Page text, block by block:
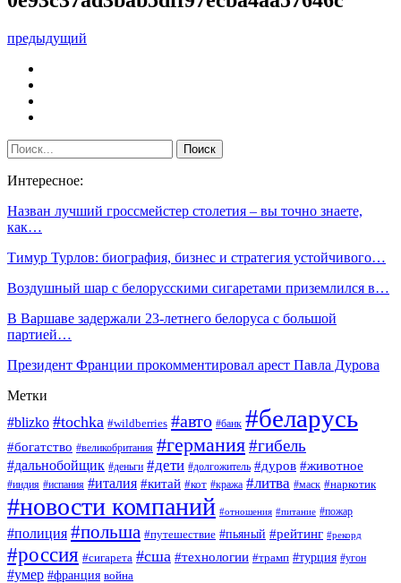
предыдущий
Интересное:
Назван лучший гроссмейстер столетия – вы точно знаете,
как…
Тимур Турлов: биография, бизнес и стратегия устойчивого…
Воздушный шар с белорусскими сигаретами приземлился в…
В Варшаве задержали 23-летнего белоруса с большой
партией…
Президент Франции прокомментировал арест Павла Дурова
Метки
#blizko #tochka #wildberries #авто #банк #беларусь
#богатство #великобритания #германия#гибель
#дальнобойщик #деньги #дети #долгожитель #дуров #животное
#индия #испания #италия #китай #кот #кража #литва #маск #наркотик
#новости компаний #отношения #питание #пожар
#полиция #польша #путешествие #пьяный #рейтинг #рекорд
#россия #сигарета #сша #технологии #трамп #турция #угон
#умер #франция война